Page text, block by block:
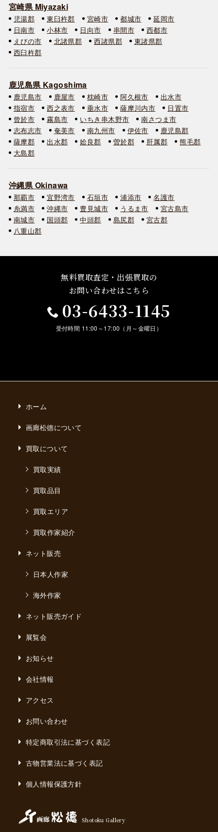
宮崎県 Miyazaki
児湯郡 東臼杵郡 宮崎市 都城市
延岡市
日南市
小林市 日向市 串間市
西都市
えびの市
北諸県郡 西諸県郡
東諸県郡
西臼杵郡
鹿児島県 Kagoshima
鹿児島市 鹿屋市 枕崎市 阿久根市
出水市
指宿市
西之表市 垂水市 薩摩川内市
日置市
曾於市
霧島市 いちき串木野市
南さつま市
志布志市
奄美市 南九州市 伊佐市
鹿児島郡
薩摩郡
出水郡 姶良郡 曽於郡 肝属郡
熊毛郡
大島郡
沖縄県 Okinawa
那覇市 宜野湾市 石垣市 浦添市
名護市
糸満市
沖縄市 豊見城市 うるま市
宮古島市
南城市
国頭郡 中頭郡 島尻郡
宮古郡
八重山郡
無料買取査定・出張買取の
お問い合わせはこちら
03-6433-1145
受付時間 11:00～17:00（月～金曜日）
ホーム
画廊松德について
買取について
買取実績
買取品目
買取エリア
買取作家紹介
ネット販売
日本人作家
海外作家
ネット販売ガイド
展覧会
お知らせ
会社情報
アクセス
お問い合わせ
特定商取引法に基づく表記
古物営業法に基づく表記
個人情報保護方針
Shotoku Gallery